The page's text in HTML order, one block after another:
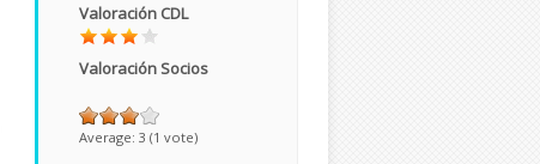
Valoración CDL
Valoración Socios
Average: 3 (1 vote)